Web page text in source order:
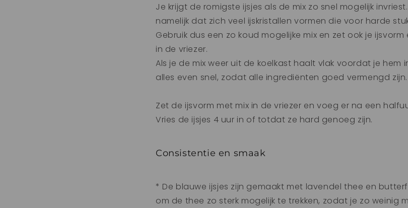
Je krijgt de romigste ijsjes als de mix zo snel mogelijk
namelijk dat zich veel ijskristallen vormen die voor harde
Gebruik dus een zo koud mogelijke mix en zet ook je
in de vriezer.
Als je de mix weer uit de koelkast haalt vlak voordat je hem
alles even snel, zodat alle ingrediënten goed vermengd zijn.
Zet de ijsvorm met mix in de vriezer en voeg er na een
Vries de ijsjes 4 uur in of totdat ze hard genoeg zijn.
Consistentie en smaak
* De blauwe ijsjes zijn gemaakt met lavendel thee en
om de thee zo sterk mogelijk te trekken, zodat je zo weinig